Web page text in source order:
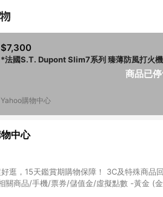
商品已
$7,300
*法國S.T. Dupont Slim7系列 臻薄防風打火
Yahoo購物中心
中心
15天鑑賞期購物保障！ 3C及特殊商品回饋，請以訂單
關商品/手機/票券/儲值金/虛擬點數 -黃金 (